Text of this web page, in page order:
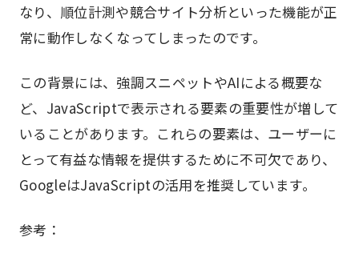
なり、順位計測や競合サイト分析といった機能が正
常に動作しなくなってしまったのです。
この背景には、強調スニペットやAIによる概要な
ど、JavaScriptで表示される要素の重要性が増して
いることがあります。これらの要素は、ユーザーに
とって有益な情報を提供するために不可欠であり、
GoogleはJavaScriptの活用を推奨しています。
参考：